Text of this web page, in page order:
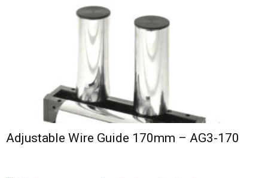
Adjustable Wire Guide 170mm – AG3-170